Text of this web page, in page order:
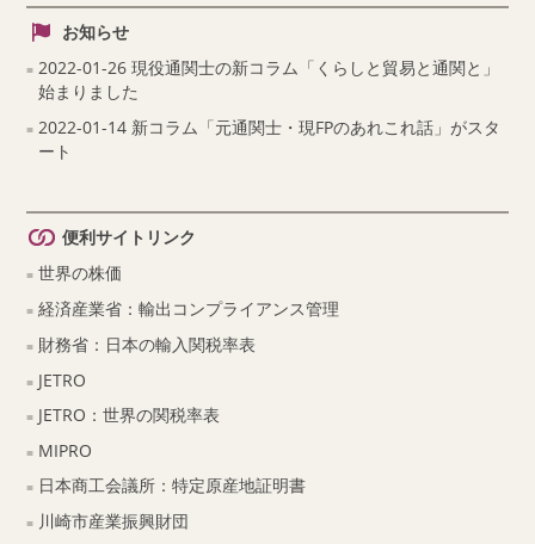
お知らせ
2022-01-26 現役通関士の新コラム「くらしと貿易と通関と」
始まりました
2022-01-14 新コラム「元通関士・現FPのあれこれ話」がスタ
ート
便利サイトリンク
世界の株価
経済産業省：輸出コンプライアンス管理
財務省：日本の輸入関税率表
JETRO
JETRO：世界の関税率表
MIPRO
日本商工会議所：特定原産地証明書
川崎市産業振興財団